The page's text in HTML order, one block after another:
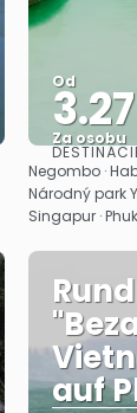
Od
Za osobu
Negombo ·
Národný park
Singapur ·
auf